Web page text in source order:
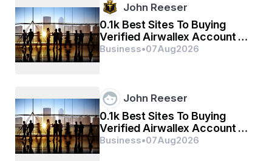
ଲିଲ୍ୟୋତାହି ମଧୁର ଫଲ ଜାନୂ
ଜଲଧୀ ଲାଁଘିଗୟେ ଅଚରଜ ନାହିଁ
ଦୁର୍ଗମ କାଜ ଜଗତ କେ ଯେତେ
ସୁଗମ ଅନୁଗ୍ରହ ତୁହ୍ମରେ ତେତେ
John Reeser
0.1k Best Sites To Buying
Verified Airwallex Account In
(2026)
Business•07Aug2026
John Reeser
0.1k Best Sites To Buying
Verified Airwallex Account In
(2026)
Business•07Aug2026